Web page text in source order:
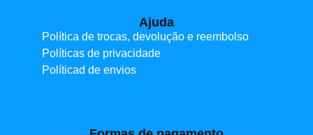
Ajuda
Política de trocas, devolução e reembolso
Políticas de privacidade
Políticad de envios